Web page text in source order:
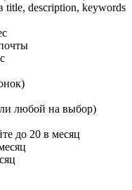
title, description, keywords
любой на выбор)
до 20 в месяц